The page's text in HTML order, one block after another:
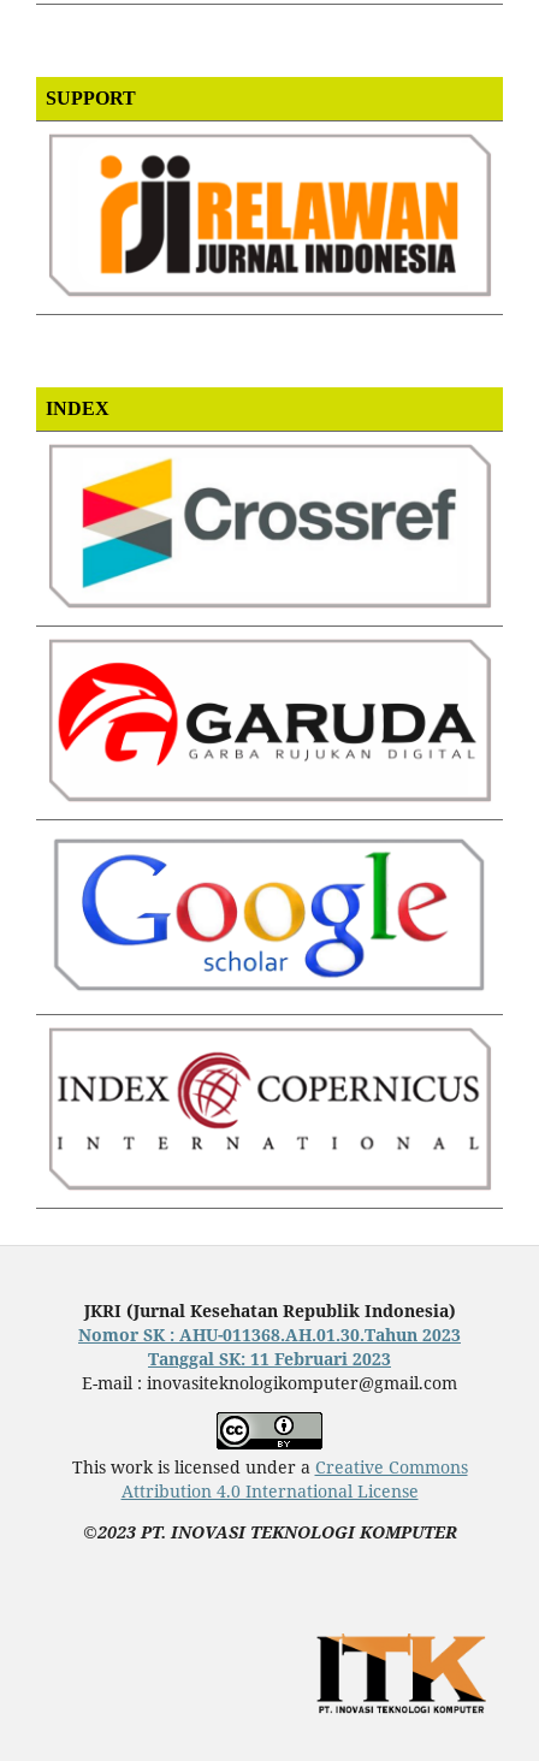
SUPPORT
INDEX
JKRI (Jurnal Kesehatan Republik Indonesia)
Nomor SK : AHU-011368.AH.01.30.Tahun 2023
Tanggal SK: 11 Februari 2023
E-mail : inovasiteknologikomputer@gmail.com
This work is licensed under a Creative Commons
Attribution 4.0 International License
©2023 PT. INOVASI TEKNOLOGI KOMPUTER